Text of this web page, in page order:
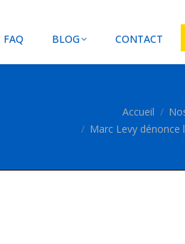
FAQ BLOG CONTACT
Accueil
Marc Levy dénonce